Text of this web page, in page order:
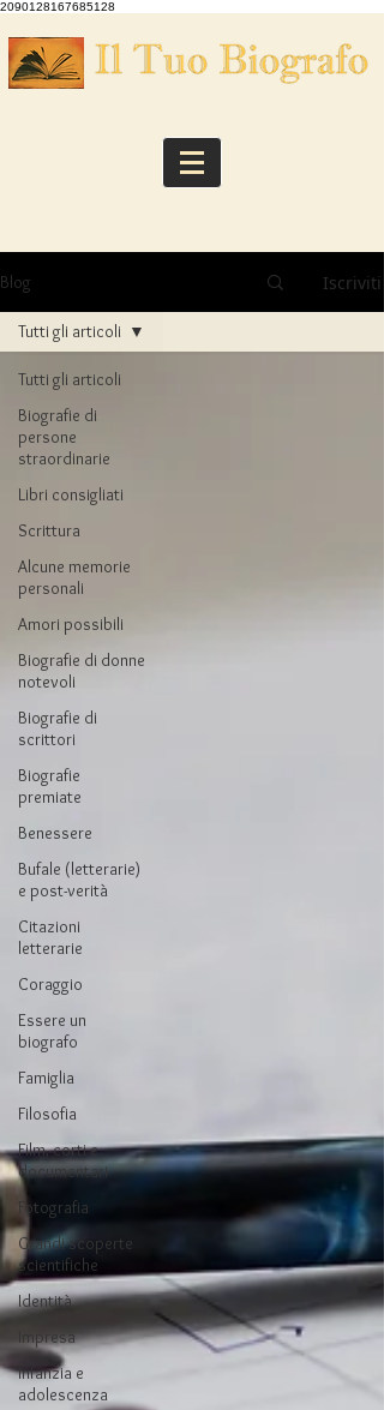
2090128167685128
Blog Iscriviti
Tutti gli articoli
Biografie di
persone
straordinarie
Libri consigliati
Scrittura
Alcune memorie
personali
Amori possibili
Biografie di donne
notevoli
Biografie di
scrittori
Biografie
premiate
Benessere
Bufale (letterarie)
e post-verità
Citazioni
letterarie
Coraggio
Essere un
biografo
Famiglia
Filosofia
Film, corti e
documentari
Fotografia
Grandi scoperte
scientifiche
Identità
Impresa
Infanzia e
adolescenza
Tutti gli articoli